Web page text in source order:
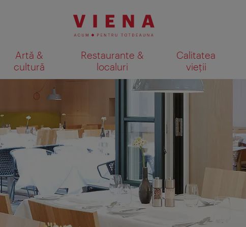
Artă &
cultură
Restaurante &
localuri
Calitatea
vieții
Afişare rezultate căutare pe hartă